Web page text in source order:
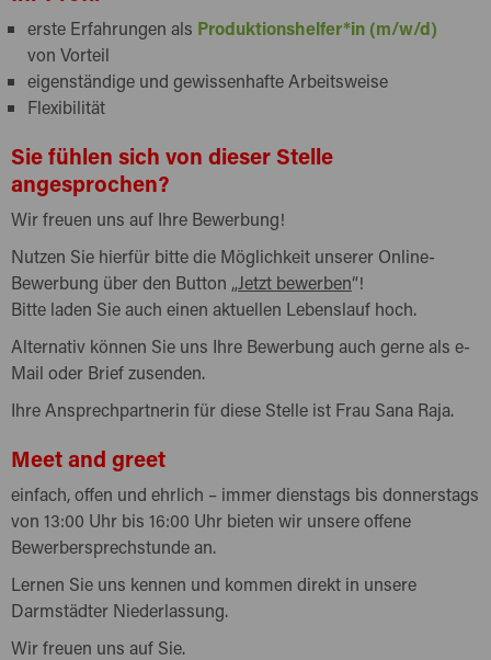
erste Erfahrungen als Produktionshelfer*in (m/w/d)
von Vorteil
eigenständige und gewissenhafte Arbeitsweise
Flexibilität
Sie fühlen sich von dieser Stelle
angesprochen?
Wir freuen uns auf Ihre Bewerbung!
Nutzen Sie hierfür bitte die Möglichkeit unserer Online-
Bewerbung über den Button „Jetzt bewerben“!
Bitte laden Sie auch einen aktuellen Lebenslauf hoch.
Alternativ können Sie uns Ihre Bewerbung auch gerne als e-
Mail oder Brief zusenden.
Ihre Ansprechpartnerin für diese Stelle ist Frau Sana Raja.
Meet and greet
einfach, offen und ehrlich – immer dienstags bis donnerstags
von 13:00 Uhr bis 16:00 Uhr bieten wir unsere offene
Bewerbersprechstunde an.
Lernen Sie uns kennen und kommen direkt in unsere
Darmstädter Niederlassung.
Wir freuen uns auf Sie.